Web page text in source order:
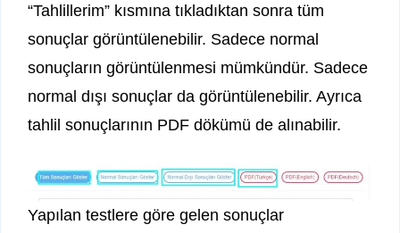
“Tahlillerim” kısmına tıkladıktan sonra tüm
sonuçlar görüntülenebilir. Sadece normal
sonuçların görüntülenmesi mümkündür. Sadece
normal dışı sonuçlar da görüntülenebilir. Ayrıca
tahlil sonuçlarının PDF dökümü de alınabilir.
Yapılan testlere göre gelen sonuçlar